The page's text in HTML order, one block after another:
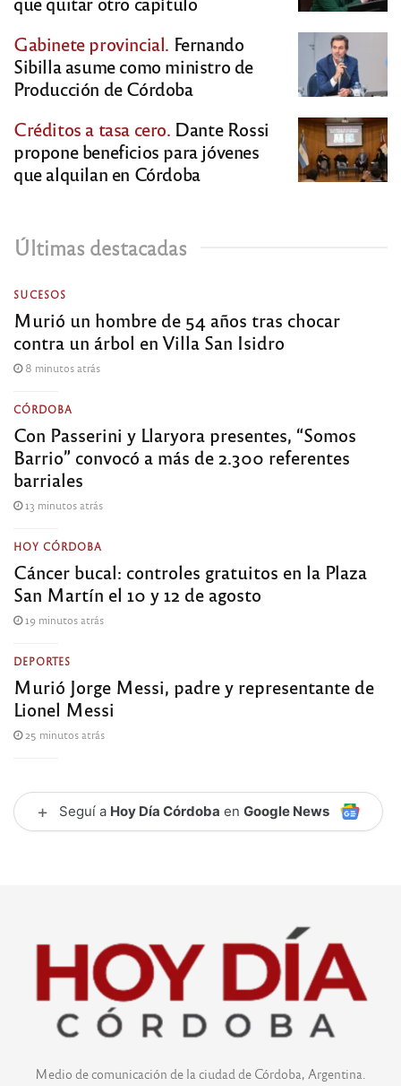
Gabinete provincial. Fernando
Sibilla asume como ministro de
Producción de Córdoba
Créditos a tasa cero. Dante Rossi
propone beneficios para jóvenes
que alquilan en Córdoba
Últimas destacadas
SUCESOS
Murió un hombre de 54 años tras chocar
contra un árbol en Villa San Isidro
8 minutos atrás
CÓRDOBA
Con Passerini y Llaryora presentes, “Somos
Barrio” convocó a más de 2.300 referentes
barriales
13 minutos atrás
HOY CÓRDOBA
Cáncer bucal: controles gratuitos en la Plaza
San Martín el 10 y 12 de agosto
19 minutos atrás
DEPORTES
Murió Jorge Messi, padre y representante de
Lionel Messi
25 minutos atrás
+ Seguí a Hoy Día Córdoba en Google News
Medio de comunicación de la ciudad de Córdoba, Argentina.